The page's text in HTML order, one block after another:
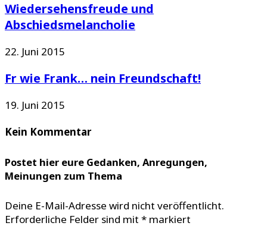
Wiedersehensfreude und
Abschiedsmelancholie
22. Juni 2015
Fr wie Frank… nein Freundschaft!
19. Juni 2015
Kein Kommentar
Postet hier eure Gedanken, Anregungen,
Meinungen zum Thema
Deine E-Mail-Adresse wird nicht veröffentlicht.
Erforderliche Felder sind mit * markiert